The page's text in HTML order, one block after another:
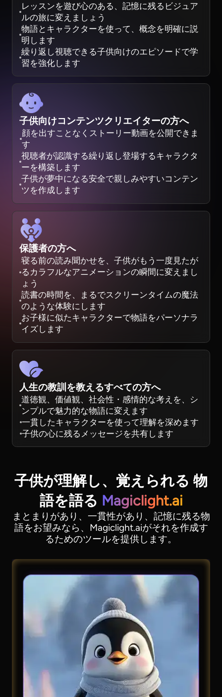
レッスンを遊び心のある、記憶に残るビジュア
ルの旅に変えましょう
物語とキャラクターを使って、概念を明確に説
明します
繰り返し視聴できる子供向けのエピソードで学
習を強化します
子供向けコンテンツクリエイターの方へ
顔を出すことなくストーリー動画を公開できま
す
視聴者が認識する繰り返し登場するキャラクタ
ーを構築します
子供が夢中になる安全で親しみやすいコンテン
ツを作成します
保護者の方へ
寝る前の読み聞かせを、子供がもう一度見たが
るカラフルなアニメーションの瞬間に変えまし
ょう
読書の時間を、まるでスクリーンタイムの魔法
のような体験にします
お子様に似たキャラクターで物語をパーソナラ
イズします
人生の教訓を教えるすべての方へ
道徳観、価値観、社会性・感情的な考えを、シ
ンプルで魅力的な物語に変えます
一貫したキャラクターを使って理解を深めます
子供の心に残るメッセージを共有します
子供が理解し、覚えられる 物
語を語る Magiclight.ai
まとまりがあり、一貫性があり、記憶に残る物
語をお望みなら、Magiclight.aiがそれを作成す
るためのツールを提供します。